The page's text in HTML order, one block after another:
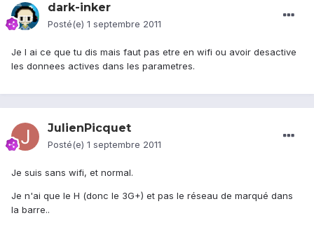
dark-inker
Posté(e) 1 septembre 2011
Je l ai ce que tu dis mais faut pas etre en wifi ou avoir desactive
les donnees actives dans les parametres.
JulienPicquet
Posté(e) 1 septembre 2011
Je suis sans wifi, et normal.
Je n'ai que le H (donc le 3G+) et pas le réseau de marqué dans
la barre..